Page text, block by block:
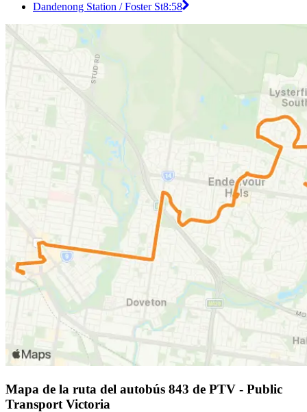
Dandenong Station / Foster St8:58
Mapa de la ruta del autobús 843 de PTV - Public
Transport Victoria